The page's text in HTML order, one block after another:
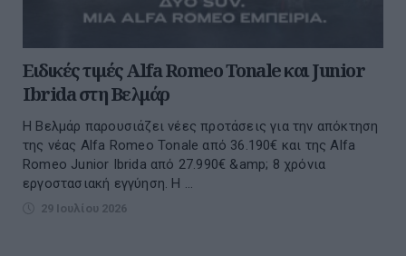
Ειδικές τιμές Alfa Romeo Tonale και Junior
Ibrida στη Βελμάρ
Η Βελμάρ παρουσιάζει νέες προτάσεις για την απόκτηση
της νέας Alfa Romeo Tonale από 36.190€ και της Alfa
Romeo Junior Ibrida από 27.990€ &amp; 8 χρόνια
εργοστασιακή εγγύηση. Η ...
29 Ιουλίου 2026